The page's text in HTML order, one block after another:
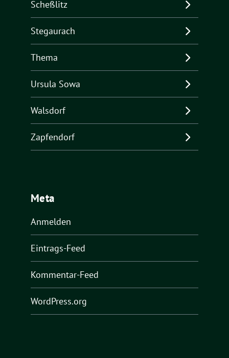
Scheßlitz
Stegaurach
Thema
Ursula Sowa
Walsdorf
Zapfendorf
Meta
Anmelden
Eintrags-Feed
Kommentar-Feed
WordPress.org